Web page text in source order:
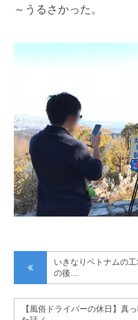
～うるさかった。
いきなりベトナムの
の後…
【風俗ドライバーの休日】真